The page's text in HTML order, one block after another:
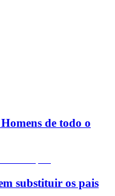
de todo o
substituir os pais